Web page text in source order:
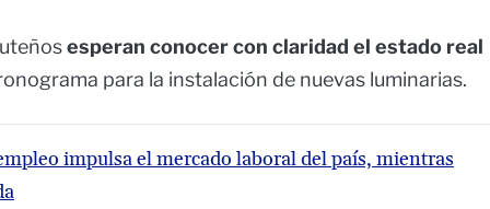
esperan conocer con claridad el estado real
para la instalación de nuevas luminarias.
impulsa el mercado laboral del país, mientras